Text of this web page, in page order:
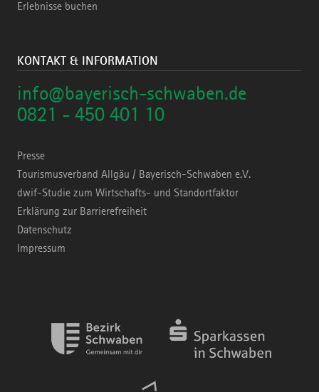
Erlebnisse buchen
KONTAKT & INFORMATION
info@bayerisch-schwaben.de
0821 - 450 401 10
Presse
Tourismusverband Allgäu / Bayerisch-Schwaben e.V.
dwif-Studie zum Wirtschafts- und Standortfaktor
Erklärung zur Barrierefreiheit
Datenschutz
Impressum